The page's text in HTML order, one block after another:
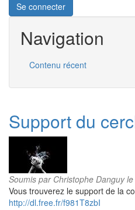
Se connecter
Navigation
Contenu récent
Support du
Soumis par Christophe Danguyle
Vous trouverez le support de la
http://dl.free.fr/f981T8zbI